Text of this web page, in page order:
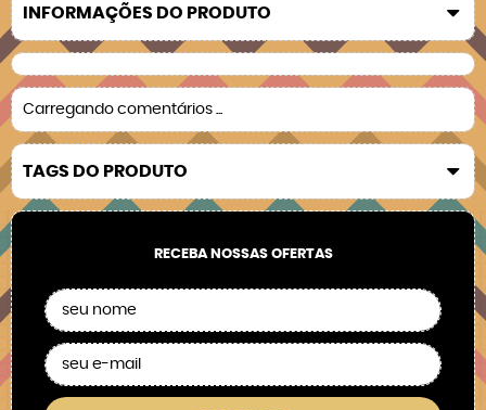
INFORMAÇÕES DO PRODUTO
Carregando comentários ...
TAGS DO PRODUTO
RECEBA NOSSAS OFERTAS